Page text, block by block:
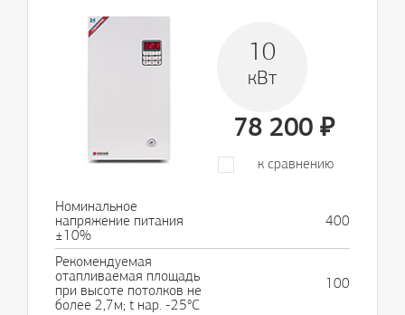
10
кВт
78 200₽
к сравнению
Номинальное
напряжение питания
±10%
400
Рекомендуемая
отапливаемая площадь
при высоте потолков не
более 2,7м; t нар. -25°С
100